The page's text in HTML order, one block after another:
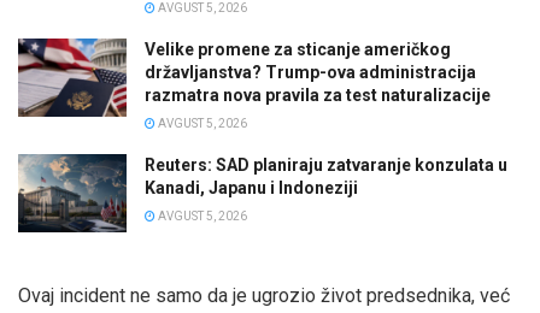
AVGUST 5, 2026
Velike promene za sticanje američkog
državljanstva? Trump-ova administracija
razmatra nova pravila za test naturalizacije
AVGUST 5, 2026
Reuters: SAD planiraju zatvaranje konzulata u
Kanadi, Japanu i Indoneziji
AVGUST 5, 2026
Ovaj incident ne samo da je ugrozio život predsednika, već